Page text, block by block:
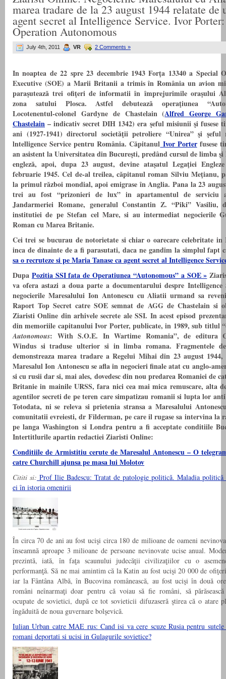
marea tradare de la 23 august 1944 relatate de
agent secret al Intelligence Service. Ivor Porter:
Operation Autonomous
July 4th, 2011 VR 2 Comments »
In noaptea de 22 spre 23 decembrie 1943 Forţa 13340 a Special
Executive (SOE) a Marii Britanii a trimis în România un avion
paraşutează trei ofiţeri de informatii în împrejurimile oraşului
zona satului Plosca. Astfel debutează operaţiunea
Locotenentul-colonel Gardyne de Chastelain (Alfred George
Chastelain –indicativ secret DIH 1342) era şeful misiunii şi fusese
ani (1927-1941) directorul societăţii petroliere “Unirea” şi şeful
lntelligence Service pentru România. Căpitanul Ivor Porterfusese
an asistent la Universitatea din Bucureşti, predând cursul de limba
engleză, apoi, dupa 23 august, devine ataşatul Legaţiei
februarie 1945. Cel de-al treilea, căpitanul roman Silviu Meţianu,
la primul război mondial, apoi emigrase înAnglia. Pana la 23
trei au fost “prizonieri de lux” in apartamentul de serviciu
Jandarmeriei Romane, generalul Constantin Z. “Piki” Vasiliu,
institutiei de pe Stefan cel Mare, si au intermediat negocierile
Roman cu Marea Britanie.
Cei trei se bucurau de notorietate si chiar o oarecare celebritate in
inca de dinainte de a fi parasutati, daca ne gandim la simplul fapt
sa o recruteze si pe Maria Tanase ca agent secret al Intelligence
Dupa Pozitia SSI fata de Operatiunea “Autonomous” a SOE »
va ofera astazi a doua parte a documentarului despre Intelligence
negocierile Maresalului Ion Antonescu cu Aliatii urmand sa
Raport Top Secret catre SOE semnat de AGG de Chastelain si
Ziaristi Online din arhivele secrete ale SSI. In acest episod
din memoriile capitanului Ivor Porter, publicate, in 1989, sub titlul “
Autonomous: With S.O.E. In Wartime Romania”, de editura
Windus si traduse ulterior si in limba romana. Fragmentele
demonstreaza marea tradare a Regelui Mihai din 23 august
Maresalul Ion Antonescu se afla in negocieri finale atat cu anglo-
si cu rusii dar si, mai ales, dovedesc din nou predarea Romaniei de
Britanie in mainile URSS, fara nici cea mai mica remuscare, alta
agentilor secreti de pe teren care simpatizau romanii si lupta lor
Totodata, ni se releva si prietenia stransa a Maresalului
comunitatii evreiesti, dr Filderman, pe care il rugase sa intervina la
pe langa Washington si Londra pentru a fi acceptate conditiile
Intertitlurile apartin redactiei Ziaristi Online:
Conditiile de Armistitiu cerute de Maresalul Antonescu – O
catre Churchill ajunsa pe masa lui Molotov
Cititi si: Prof Ilie Badescu: Tratat de patologie politică. Maladia politică
ei în istoria omenirii
În circa 70 de ani au fost ucişi circa 180 de milioane de oameni
înseamnă aproape 3 milioane de persoane nevinovate ucise anual.
prezintă, iată, în faţa scaunului judecăţii civilizaţiilor cu o
performanţă. Să ne mai amintim că la Katin au fost ucişi 20 000 de
iar la Fântâna Albă, în Bucovina românească, au fost ucişi în două
români neînarmaţi doar pentru că voiau să fie români, să
ocupate de sovietici, după ce tot sovieticii difuzaseră ştirea că o atare
îngăduită de noua guvernare bolşevică.
Iulian Urban catre MAE rus: Cand isi va cere scuze Rusia pentru
romani deportati si ucisi in Gulagurile sovietice?